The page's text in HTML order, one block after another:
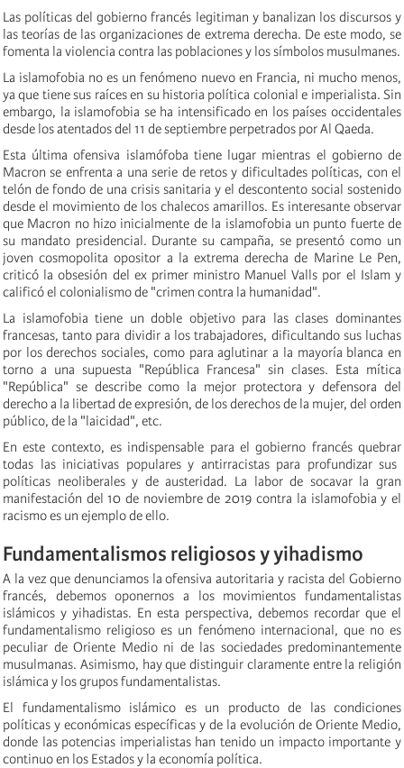
Las políticas del gobierno francés legitiman y banalizan los discursos y
las teorías de las organizaciones de extrema derecha. De este modo, se
fomenta la violencia contra las poblaciones y los símbolos musulmanes.
La islamofobia no es un fenómeno nuevo en Francia, ni mucho menos,
ya que tiene sus raíces en su historia política colonial e imperialista. Sin
embargo, la islamofobia se ha intensificado en los países occidentales
desde los atentados del 11 de septiembre perpetrados por Al Qaeda.
Esta última ofensiva islamófoba tiene lugar mientras el gobierno de
Macron se enfrenta a una serie de retos y dificultades políticas, con el
telón de fondo de una crisis sanitaria y el descontento social sostenido
desde el movimiento de los chalecos amarillos. Es interesante observar
que Macron no hizo inicialmente de la islamofobia un punto fuerte de
su mandato presidencial. Durante su campaña, se presentó como un
joven cosmopolita opositor a la extrema derecha de Marine Le Pen,
criticó la obsesión del ex primer ministro Manuel Valls por el Islam y
calificó el colonialismo de "crimen contra la humanidad".
La islamofobia tiene un doble objetivo para las clases dominantes
francesas, tanto para dividir a los trabajadores, dificultando sus luchas
por los derechos sociales, como para aglutinar a la mayoría blanca en
torno a una supuesta "República Francesa" sin clases. Esta mítica
"República" se describe como la mejor protectora y defensora del
derecho a la libertad de expresión, de los derechos de la mujer, del orden
público, de la "laicidad", etc.
En este contexto, es indispensable para el gobierno francésquebrar
todas las iniciativas populares y antirracistas para profundizar sus
políticas neoliberales y de austeridad. La labor de socavar la gran
manifestación del 10 de noviembre de 2019 contra la islamofobia y el
racismo es un ejemplo de ello.
Fundamentalismos religiosos y yihadismo
A la vez que denunciamos la ofensiva autoritaria y racista del Gobierno
francés, debemos oponernos a los movimientos fundamentalistas
islámicos y yihadistas. En esta perspectiva, debemos recordar que el
fundamentalismo religioso es un fenómeno internacional, que no es
peculiar de Oriente Medio ni de las sociedades predominantemente
musulmanas. Asimismo, hay que distinguir claramente entre la religión
islámica y los grupos fundamentalistas.
El fundamentalismo islámico es un producto de las condiciones
políticas y económicas específicas y de la evolución de Oriente Medio,
donde las potencias imperialistas han tenido un impacto importante y
continuo en los Estados y la economía política.